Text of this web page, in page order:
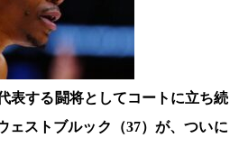
表する闘将としてコートに立ち続
ェストブルック（37）が、ついに